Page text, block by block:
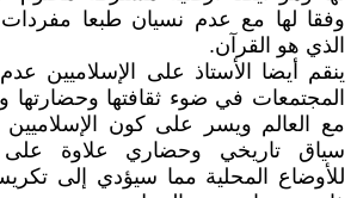
وفقا لها مع عدم نسيان طبعا
الذي هو القرآن.
ينقم أيضا الأستاذ على الإسلاميين عدم
المجتمعات في ضوء ثقافتها وحضارتها
مع العالم ويسر على كون
سياق تاريخي وحضاري علاوة على
للأوضاع المحلية مما سيؤدي إلى